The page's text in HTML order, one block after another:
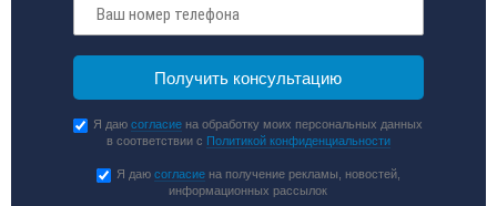
Я даюсогласие на обработку моих персональных данных
в соответствии с Политикой конфиденциальности
Я даю согласиена получение рекламы, новостей,
информационных рассылок